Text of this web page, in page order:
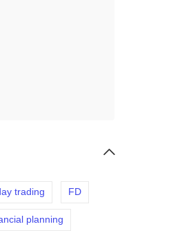
trading FD
planning